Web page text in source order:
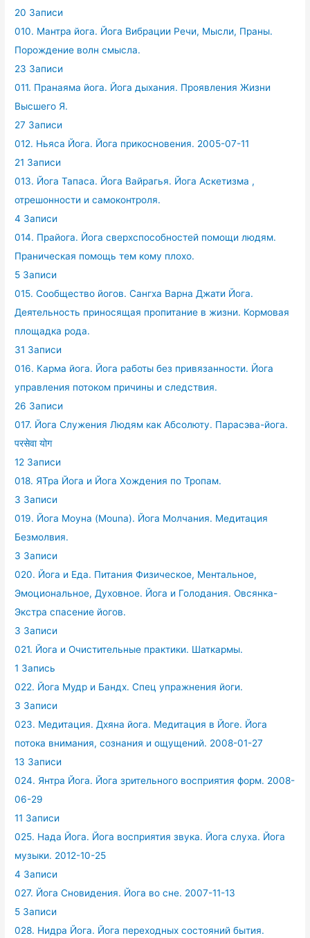
20 Записи
010. Мантра йога. Йога Вибрации Речи, Мысли, Праны.
Порождение волн смысла.
23 Записи
011. Пранаяма йога. Йога дыхания. Проявления Жизни
Высшего Я.
27 Записи
012. Ньяса Йога. Йога прикосновения. 2005-07-11
21 Записи
013. Йога Тапаса. Йога Вайрагья. Йога Аскетизма ,
отрешонности и самоконтроля.
4 Записи
014. Прайога. Йога сверхспособностей помощи людям.
Праническая помощь тем кому плохо.
5 Записи
015. Сообщество йогов. Сангха Варна Джати Йога.
Деятельность приносящая пропитание в жизни. Кормовая
площадка рода.
31 Записи
016. Карма йога. Йога работы без привязанности. Йога
управления потоком причины и следствия.
26 Записи
017. Йога Служения Людям как Абсолюту. Парасэва-йога.
परसेवा योग
12 Записи
018. ЯТра Йога и Йога Хождения по Тропам.
3 Записи
019. Йога Моуна (Mouna). Йога Молчания. Медитация
Безмолвия.
3 Записи
020. Йога и Еда. Питания Физическое, Ментальное,
Эмоциональное, Духовное. Йога и Голодания. Овсянка-
Экстра спасение йогов.
3 Записи
021. Йога и Очистительные практики. Шаткармы.
1 Запись
022. Йога Мудр и Бандх. Спец упражнения йоги.
3 Записи
023. Медитация. Дхяна йога. Медитация в Йоге. Йога
потока внимания, сознания и ощущений. 2008-01-27
13 Записи
024. Янтра Йога. Йога зрительного восприятия форм. 2008-
06-29
11 Записи
025. Нада Йога. Йога восприятия звука. Йога слуха. Йога
музыки. 2012-10-25
4 Записи
027. Йога Сновидения. Йога во сне. 2007-11-13
5 Записи
028. Нидра Йога. Йога переходных состояний бытия.